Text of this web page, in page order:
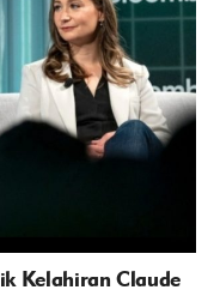
Kelahiran Claude